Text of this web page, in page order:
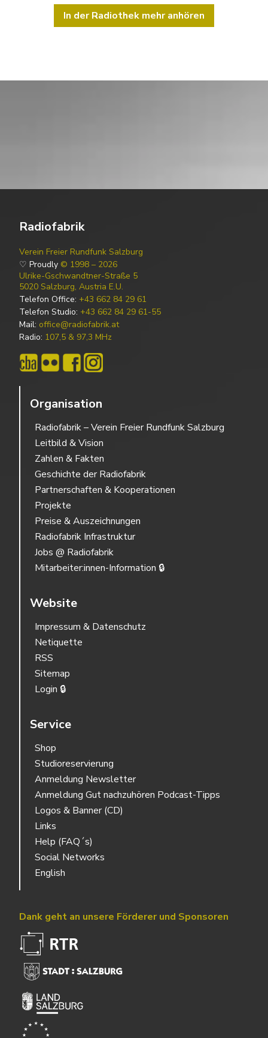
In der Radiothek mehr anhören
Radiofabrik
Verein Freier Rundfunk Salzburg
♡ Proudly © 1998 – 2026
Ulrike-Gschwandtner-Straße 5
5020 Salzburg, Austria E.U.
Telefon Office: +43 662 84 29 61
Telefon Studio: +43 662 84 29 61-55
Mail: office@radiofabrik.at
Radio: 107,5 & 97,3 MHz
Organisation
Radiofabrik – Verein Freier Rundfunk Salzburg
Leitbild & Vision
Zahlen & Fakten
Geschichte der Radiofabrik
Partnerschaften & Kooperationen
Projekte
Preise & Auszeichnungen
Radiofabrik Infrastruktur
Jobs @ Radiofabrik
Mitarbeiter:innen-Information 🔒
Website
Impressum & Datenschutz
Netiquette
RSS
Sitemap
Login 🔒
Service
Shop
Studioreservierung
Anmeldung Newsletter
Anmeldung Gut nachzuhören Podcast-Tipps
Logos & Banner (CD)
Links
Help (FAQ´s)
Social Networks
English
Dank geht an unsere Förderer und Sponsoren